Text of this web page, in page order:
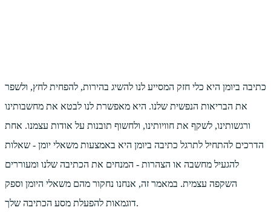
כתיבה ביומן היא כלי חזק המסייע לנו להשיג בהירות, להפחית לחץ, ולשפר
את הבריאות הנפשית שלנו. היא מאפשרת לנו לבטא את מחשבותינו
ורגשותינו, לשקף את חוויותינו, ולחשוף תובנות על אודות עצמנו. אחת
הדרכים להתחיל לתרגל כתיבה ביומן היא באמצעות משאלי יומן - שאלות
להגעיל מחשבה או הצהרות - המנחים את הכתיבה שלנו ומעוררים
השקפה עצמית. במאמר זה, אנחנו נחקור מהם משאלי היומן וספק
דוגמאות להפעלת מסע הכתיבה שלך.